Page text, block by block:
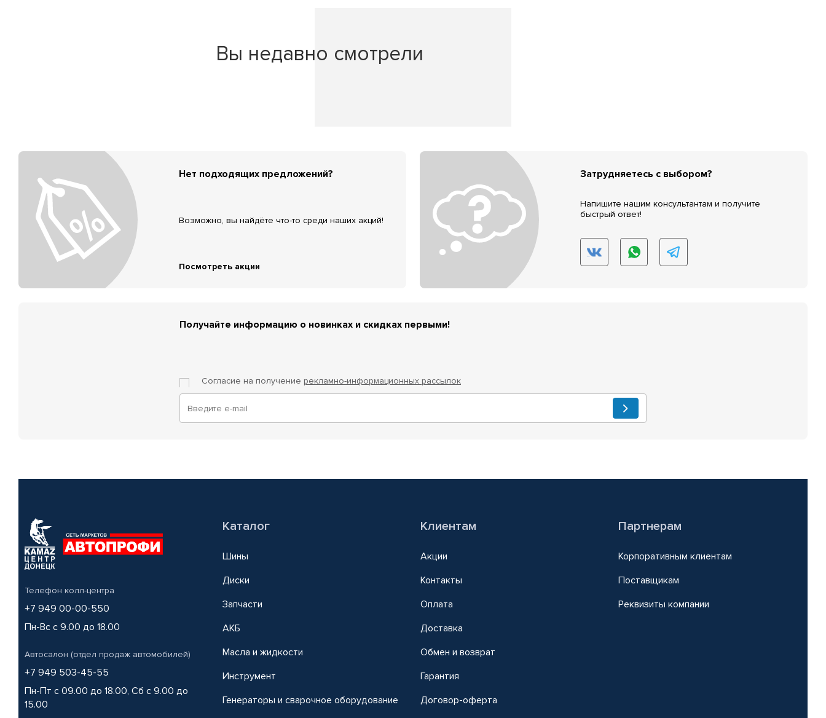
Вы недавно смотрели
Нет подходящих предложений?
Возможно, вы найдёте что-то среди наших акций!
Посмотреть акции
Затрудняетесь с выбором?
Напишите нашим консультантам и получите
быстрый ответ!
Получайте информацию о новинках и скидках первыми!
Согласие на получение рекламно-информационных рассылок
Телефон колл-центра
+7 949 00-00-550
Пн-Вс с 9.00 до 18.00
Автосалон (отдел продаж автомобилей)
+7 949 503-45-55
Пн-Пт с 09.00 до 18.00, Сб с 9.00 до
15.00
Каталог
Шины
Диски
Запчасти
АКБ
Масла и жидкости
Инструмент
Генераторы и сварочное оборудование
Клиентам
Акции
Контакты
Оплата
Доставка
Обмен и возврат
Гарантия
Договор-оферта
Партнерам
Корпоративным клиентам
Поставщикам
Реквизиты компании